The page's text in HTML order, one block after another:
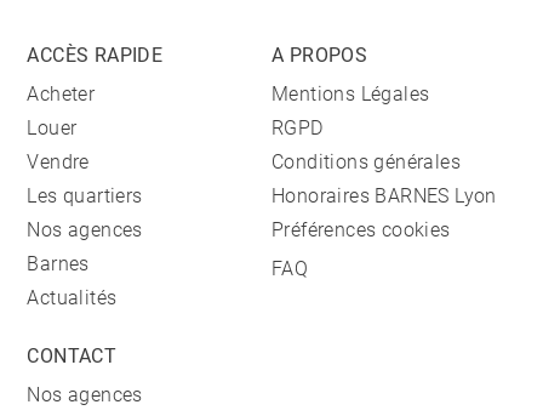
ACCÈS RAPIDE
Acheter
Louer
Vendre
Les quartiers
Nos agences
Barnes
Actualités
A PROPOS
Mentions Légales
RGPD
Conditions générales
Honoraires BARNES Lyon
Préférences cookies
FAQ
CONTACT
Nos agences